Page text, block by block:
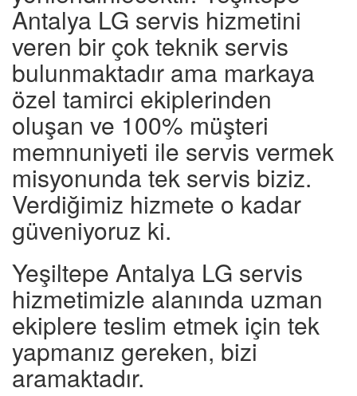
Antalya LG servis hizmetini
veren bir çok teknik servis
bulunmaktadır ama markaya
özel tamirci ekiplerinden
oluşan ve 100% müşteri
memnuniyeti ile servis vermek
misyonunda tek servis biziz.
Verdiğimiz hizmete o kadar
güveniyoruz ki.
Yeşiltepe Antalya LG servis
hizmetimizle alanında uzman
ekiplere teslim etmek için tek
yapmanız gereken, bizi
aramaktadır.